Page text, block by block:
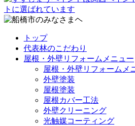
トップ
代表林のこだわり
屋根・外壁リフォームメニュー
屋根・外壁リフォームメ
外壁塗装
屋根塗装
屋根カバー工法
外壁クリーニング
光触媒コーティング